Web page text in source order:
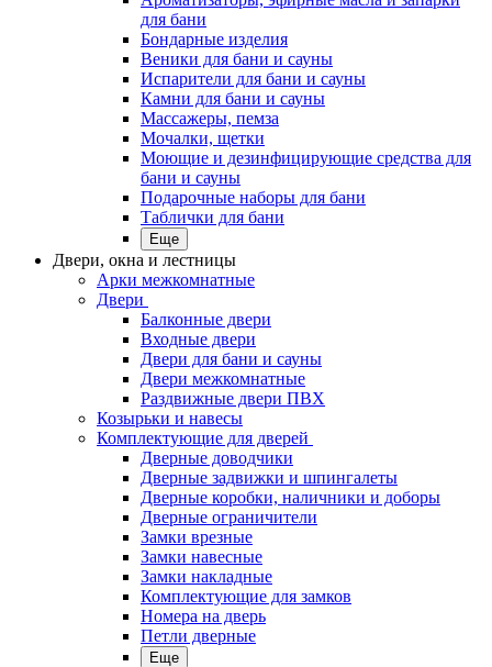
для бани
Бондарные изделия
Веники для бани и сауны
Испарители для бани и сауны
Камни для бани и сауны
Массажеры, пемза
Мочалки, щетки
Моющие и дезинфицирующие средства для
бани и сауны
Подарочные наборы для бани
Таблички для бани
Еще
Двери, окна и лестницы
Арки межкомнатные
Двери
Балконные двери
Входные двери
Двери для бани и сауны
Двери межкомнатные
Раздвижные двери ПВХ
Козырьки и навесы
Комплектующие для дверей
Дверные доводчики
Дверные задвижки и шпингалеты
Дверные коробки, наличники и доборы
Дверные ограничители
Замки врезные
Замки навесные
Замки накладные
Комплектующие для замков
Номера на дверь
Петли дверные
Еще